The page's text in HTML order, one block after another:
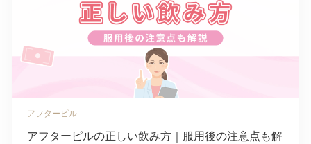
アフターピル
アフターピルの正しい飲み方｜服用後の注意点も解